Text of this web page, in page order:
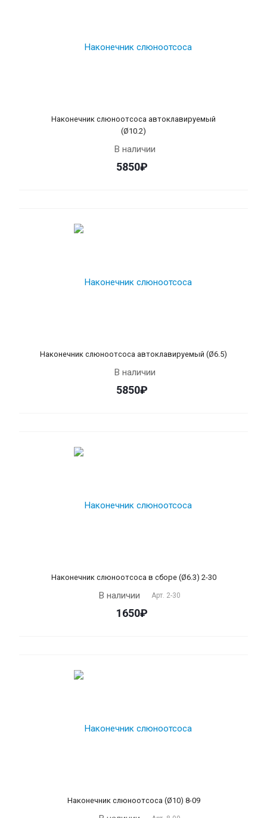
Наконечник слюноотсоса автоклавируемый
(Ø10.2)
В наличии
5850₽
Наконечник слюноотсоса автоклавируемый (Ø6.5)
В наличии
5850₽
Наконечник слюноотсоса в сборе (Ø6.3) 2-30
В наличии Арт. 2-30
1650₽
Наконечник слюноотсоса (Ø10) 8-09